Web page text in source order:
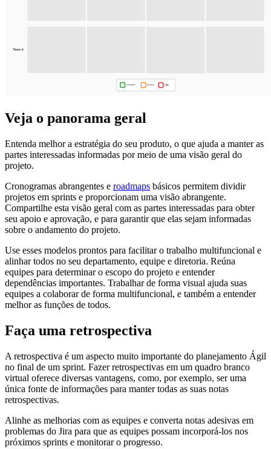
Veja o panorama geral
Entenda melhor a estratégia do seu produto, o que ajuda a manter as
partes interessadas informadas por meio de uma visão geral do
projeto.
Cronogramas abrangentes e roadmaps básicos permitem dividir
projetos em sprints e proporcionam uma visão abrangente.
Compartilhe esta visão geral com as partes interessadas para obter
seu apoio e aprovação, e para garantir que elas sejam informadas
sobre o andamento do projeto.
Use esses modelos prontos para facilitar o trabalho multifuncional e
alinhar todos no seu departamento, equipe e diretoria. Reúna
equipes para determinar o escopo do projeto e entender
dependências importantes. Trabalhar de forma visual ajuda suas
equipes a colaborar de forma multifuncional, e também a entender
melhor as funções de todos.
Faça uma retrospectiva
A retrospectiva é um aspecto muito importante do planejamento Ágil
no final de um sprint. Fazer retrospectivas em um quadro branco
virtual oferece diversas vantagens, como, por exemplo, ser uma
única fonte de informações para manter todas as suas notas
retrospectivas.
Alinhe as melhorias com as equipes e converta notas adesivas em
problemas do Jira para que as equipes possam incorporá-los nos
próximos sprints e monitorar o progresso.